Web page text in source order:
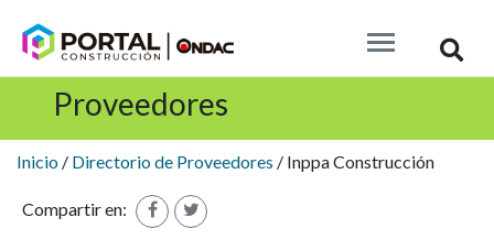
Proveedores
Inicio / Directorio de Proveedores / Inppa Construcción
Compartir en: